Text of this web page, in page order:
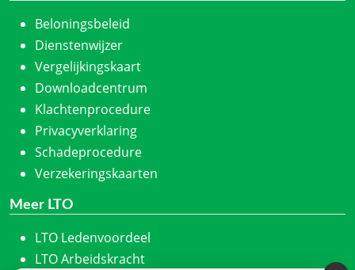
Beloningsbeleid
Dienstenwijzer
Vergelijkingskaart
Downloadcentrum
Klachtenprocedure
Privacyverklaring
Schadeprocedure
Verzekeringskaarten
Meer LTO
LTO Ledenvoordeel
LTO Arbeidskracht